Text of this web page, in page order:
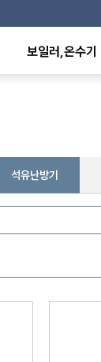
보일러,온수기
축열탱크
석유난방기